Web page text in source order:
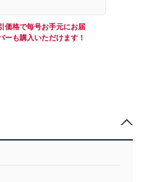
価格で毎号お手元にお届
ーも購入いただけます！